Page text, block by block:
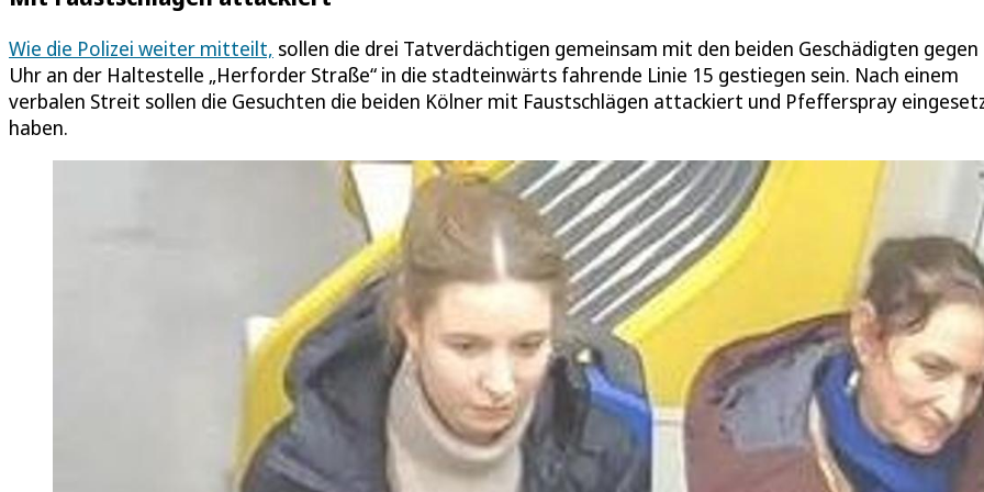
Wie die Polizei weiter mitteilt, sollen die drei Tatverdächtigen gemeinsam mit den beiden Geschädigten gegen
Uhr an der Haltestelle „Herforder Straße“ in die stadteinwärts fahrende Linie 15 gestiegen sein. Nach einem
verbalen Streit sollen die Gesuchten die beiden Kölner mit Faustschlägen attackiert und Pfefferspray
haben.